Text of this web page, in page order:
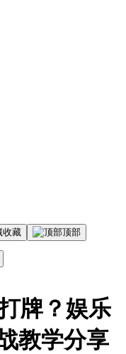
收藏 顶部
牌？娱乐
教学分享